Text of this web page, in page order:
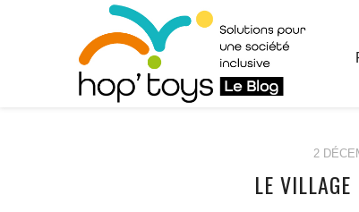
2
LE